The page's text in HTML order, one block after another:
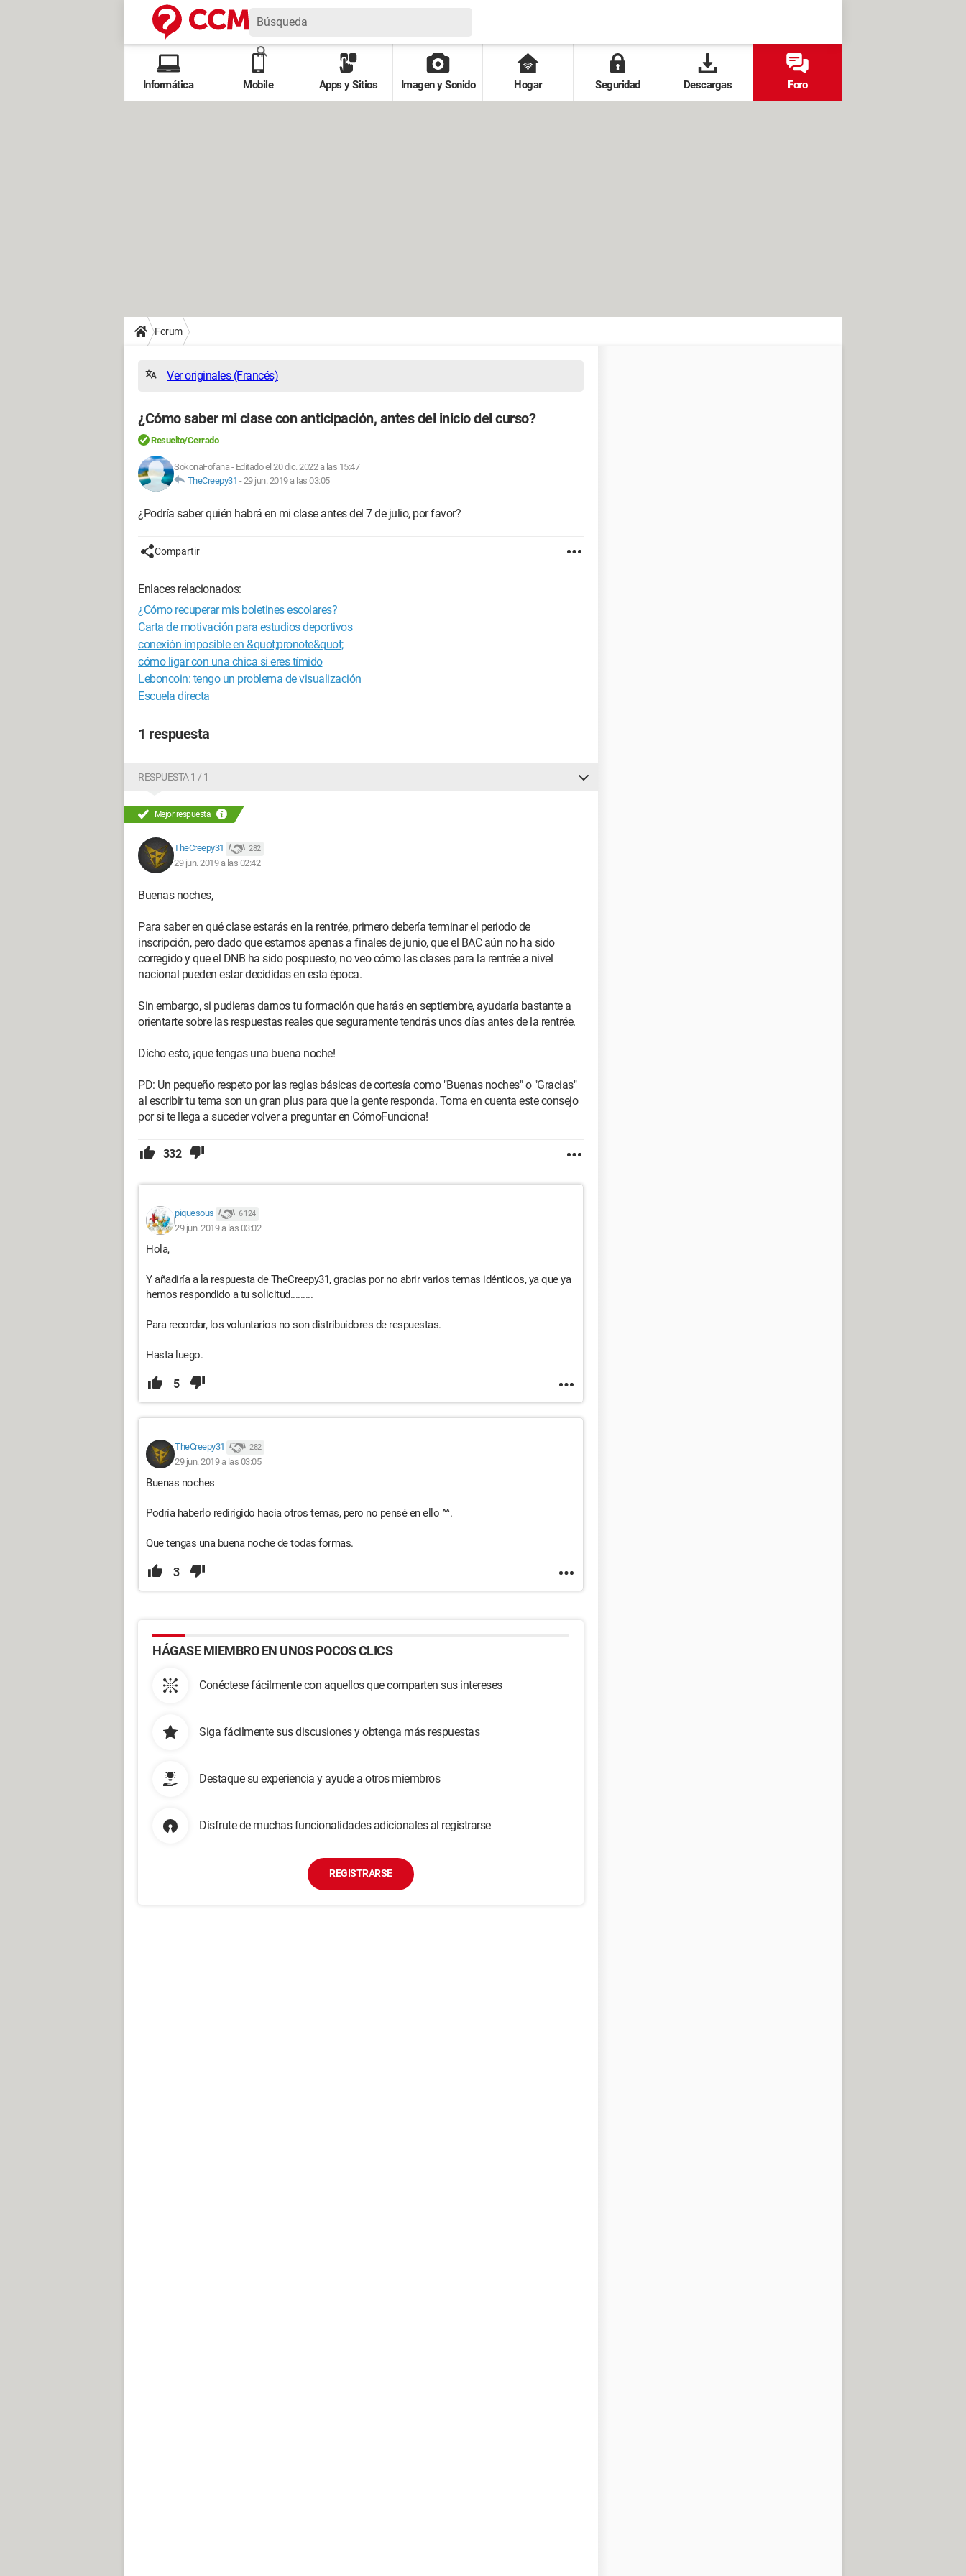
Informática Mobile Apps y Sitios Imagen y Sonido Hogar Seguridad Descargas Foro
Forum
Ver originales (Francés)
¿Cómo saber mi clase con anticipación, antes del inicio del curso?
Resuelto/Cerrado
SokonaFofana- Editado el 20 dic. 2022 a las 15:47
TheCreepy31 -29 jun. 2019 a las 03:05
¿Podría saber quién habrá en mi clase antes del 7 de julio, por favor?
Compartir
Enlaces relacionados:
¿Cómo recuperar mis boletines escolares?
Carta de motivación para estudios deportivos
conexión imposible en &quot;pronote&quot;
cómo ligar con una chica si eres tímido
Leboncoin: tengo un problema de visualización
Escuela directa
1 respuesta
RESPUESTA 1 / 1
Mejor respuesta
TheCreepy31 282
29 jun. 2019 a las 02:42
Buenas noches,
Para saber en qué clase estarás en la rentrée, primero debería terminar el periodo de
inscripción, pero dado que estamos apenas a finales de junio, que el BAC aún no ha sido
corregido y que el DNB ha sido pospuesto, no veo cómo las clases para la rentrée a nivel
nacional pueden estar decididas en esta época.
Sin embargo, si pudieras darnos tu formación que harás en septiembre, ayudaría bastante a
orientarte sobre las respuestas reales que seguramente tendrás unos días antes de la rentrée.
Dicho esto, ¡que tengas una buena noche!
PD: Un pequeño respeto por las reglas básicas de cortesía como "Buenas noches" o "Gracias"
al escribir tu tema son un gran plus para que la gente responda. Toma en cuenta este consejo
por si te llega a suceder volver a preguntar en CómoFunciona!
332
piquesous 6 124
29 jun. 2019 a las 03:02
Hola,
Y añadiría a la respuesta de TheCreepy31, gracias por no abrir varios temas idénticos, ya que ya
hemos respondido a tu solicitud.........
Para recordar, los voluntarios no son distribuidores de respuestas.
Hasta luego.
5
TheCreepy31 282
29 jun. 2019 a las 03:05
Buenas noches
Podría haberlo redirigido hacia otros temas, pero no pensé en ello ^^.
Que tengas una buena noche de todas formas.
3
HÁGASE MIEMBRO EN UNOS POCOS CLICS
Conéctese fácilmente con aquellos que comparten sus intereses
Siga fácilmente sus discusiones y obtenga más respuestas
Destaque su experiencia y ayude a otros miembros
Disfrute de muchas funcionalidades adicionales al registrarse
REGISTRARSE